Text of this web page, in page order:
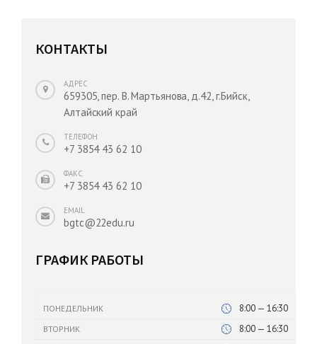
КОНТАКТЫ
АДРЕС
659305, пер. В. Мартьянова, д.42, г.Бийск,
Алтайский край
ТЕЛЕФОН
+7 3854 43 62 10
ФАКС
+7 3854 43 62 10
EMAIL
bgtc@22edu.ru
ГРАФИК РАБОТЫ
ПОНЕДЕЛЬНИК 8:00 — 16:30
ВТОРНИК 8:00 — 16:30